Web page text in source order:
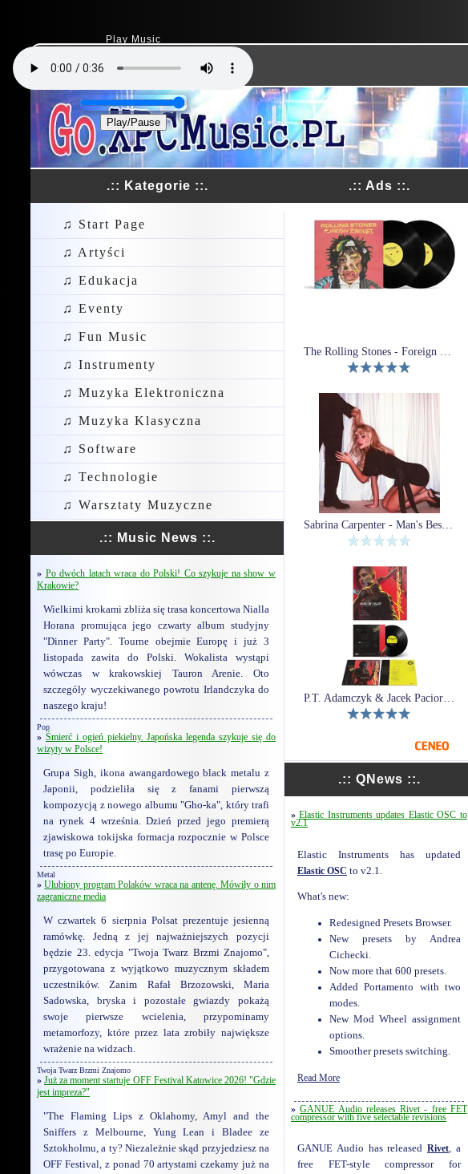
Play Music
Play/Pause
Dodaj Link
.:: Ads ::.
The Rolling Stones - Foreign Tongues (2xWinyl)
Sabrina Carpenter - Man's Best Friend (Winyl)
P.T. Adamczyk & Jacek Paciorko: Cyberpunk 2077: Phantom Liberty (Winyl)
.:: QNews ::.
» Elastic Instruments updates Elastic OSC to
v2.1
Elastic Instruments has updated
Elastic OSC to v2.1.
What's new:
Redesigned Presets Browser.
New presets by Andrea
Cichecki.
Now more that 600 presets.
Added Portamento with two
modes.
New Mod Wheel assignment
options.
Smoother presets switching.
Read More
» GANUE Audio releases Rivet - free FET
compressor with five selectable revisions
GANUE Audio has released Rivet, a
free FET-style compressor for
.:: Kategorie ::.
♫ Start Page
♫ Artyści
♫ Edukacja
♫ Eventy
♫ Fun Music
♫ Instrumenty
♫ Muzyka Elektroniczna
♫ Muzyka Klasyczna
♫ Software
♫ Technologie
♫ Warsztaty Muzyczne
.:: Music News ::.
» Po dwóch latach wraca do Polski! Co szykuje na show w
Krakowie?
Wielkimi krokami zbliża się trasa koncertowa Nialla
Horana promująca jego czwarty album studyjny
"Dinner Party". Tourne obejmie Europę i już 3
listopada zawita do Polski. Wokalista wystąpi
wówczas w krakowskiej Tauron Arenie. Oto
szczegóły wyczekiwanego powrotu Irlandczyka do
naszego kraju!
Pop
» Śmierć i ogień piekielny. Japońska legenda szykuje się do
wizyty w Polsce!
Grupa Sigh, ikona awangardowego black metalu z
Japonii, podzieliła się z fanami pierwszą
kompozycją z nowego albumu "Gho-ka", który trafi
na rynek 4 września. Dzień przed jego premierą
zjawiskowa tokijska formacja rozpocznie w Polsce
trasę po Europie.
Metal
» Ulubiony program Polaków wraca na antenę. Mówiły o nim
zagraniczne media
W czwartek 6 sierpnia Polsat prezentuje jesienną
ramówkę. Jedną z jej najważniejszych pozycji
będzie 23. edycja "Twoja Twarz Brzmi Znajomo",
przygotowana z wyjątkowo muzycznym składem
uczestników. Zanim Rafał Brzozowski, Maria
Sadowska, bryska i pozostałe gwiazdy pokażą
swoje pierwsze wcielenia, przypominamy
metamorfozy, które przez lata zrobiły największe
wrażenie na widzach.
Twoja Twarz Brzmi Znajomo
» Już za moment startuje OFF Festival Katowice 2026! "Gdzie
jest impreza?"
"The Flaming Lips z Oklahomy, Amyl and the
Sniffers z Melbourne, Yung Lean i Bladee ze
Sztokholmu, a ty? Niezależnie skąd przyjedziesz na
OFF Festival, z ponad 70 artystami czekamy już na